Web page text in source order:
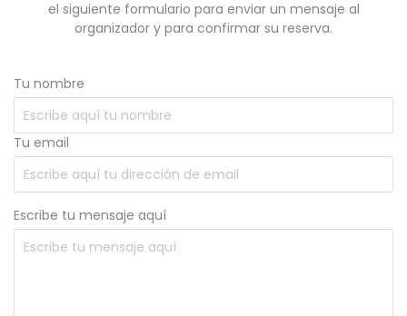
el siguiente formulario para enviar un mensaje al
organizador y para confirmar su reserva.
Tu nombre
Tu email
Escribe tu mensaje aquí